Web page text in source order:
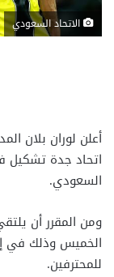
الاتحاد السعودي
أعلن لوران بلان
اتحاد جدة تشكيل
السعودي.
ومن المقرر أن
للمحترفين.